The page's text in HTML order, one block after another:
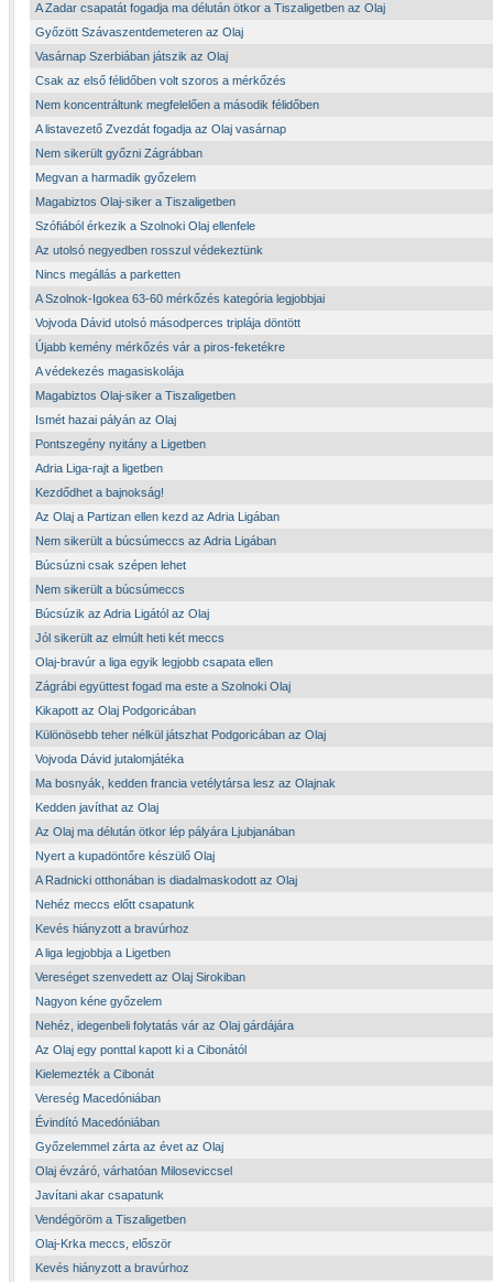
A Zadar csapatát fogadja ma délután ötkor a Tiszaligetben az Olaj
Győzött Szávaszentdemeteren az Olaj
Vasárnap Szerbiában játszik az Olaj
Csak az első félidőben volt szoros a mérkőzés
Nem koncentráltunk megfelelően a második félidőben
A listavezető Zvezdát fogadja az Olaj vasárnap
Nem sikerült győzni Zágrábban
Megvan a harmadik győzelem
Magabiztos Olaj-siker a Tiszaligetben
Szófiából érkezik a Szolnoki Olaj ellenfele
Az utolsó negyedben rosszul védekeztünk
Nincs megállás a parketten
A Szolnok-Igokea 63-60 mérkőzés kategória legjobbjai
Vojvoda Dávid utolsó másodperces triplája döntött
Újabb kemény mérkőzés vár a piros-feketékre
A védekezés magasiskolája
Magabiztos Olaj-siker a Tiszaligetben
Ismét hazai pályán az Olaj
Pontszegény nyitány a Ligetben
Adria Liga-rajt a ligetben
Kezdődhet a bajnokság!
Az Olaj a Partizan ellen kezd az Adria Ligában
Nem sikerült a búcsúmeccs az Adria Ligában
Búcsúzni csak szépen lehet
Nem sikerült a búcsúmeccs
Búcsúzik az Adria Ligától az Olaj
Jól sikerült az elmúlt heti két meccs
Olaj-bravúr a liga egyik legjobb csapata ellen
Zágrábi együttest fogad ma este a Szolnoki Olaj
Kikapott az Olaj Podgoricában
Különösebb teher nélkül játszhat Podgoricában az Olaj
Vojvoda Dávid jutalomjátéka
Ma bosnyák, kedden francia vetélytársa lesz az Olajnak
Kedden javíthat az Olaj
Az Olaj ma délután ötkor lép pályára Ljubjanában
Nyert a kupadöntőre készülő Olaj
A Radnicki otthonában is diadalmaskodott az Olaj
Nehéz meccs előtt csapatunk
Kevés hiányzott a bravúrhoz
A liga legjobbja a Ligetben
Vereséget szenvedett az Olaj Sirokiban
Nagyon kéne győzelem
Nehéz, idegenbeli folytatás vár az Olaj gárdájára
Az Olaj egy ponttal kapott ki a Cibonától
Kielemezték a Cibonát
Vereség Macedóniában
Évindító Macedóniában
Győzelemmel zárta az évet az Olaj
Olaj évzáró, várhatóan Miloseviccsel
Javítani akar csapatunk
Vendégöröm a Tiszaligetben
Olaj-Krka meccs, először
Kevés hiányzott a bravúrhoz